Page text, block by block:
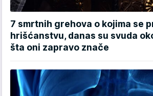
7 smrtnih grehova o kojima se
hrišćanstvu, danas su svuda
šta oni zapravo znače